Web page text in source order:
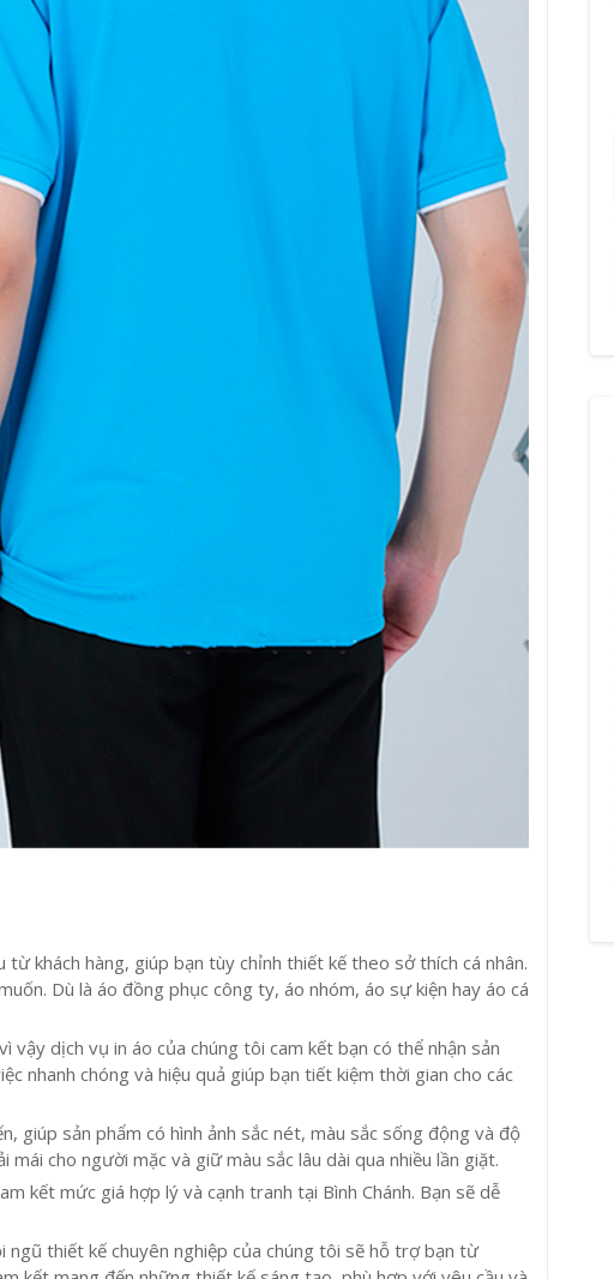
khách hàng, giúp bạn tùy chỉnh thiết kế theo sở thích cá nhân.
Dù là áo đồng phục công ty, áo nhóm, áo sự kiện hay áo cá
vậy dịch vụ in áo của chúng tôi cam kết bạn có thể nhận sản
nhanh chóng và hiệu quả giúp bạn tiết kiệm thời gian cho các
giúp sản phẩm có hình ảnh sắc nét, màu sắc sống động và độ
cho người mặc và giữ màu sắc lâu dài qua nhiều lần giặt.
kết mức giá hợp lý và cạnh tranh tại Bình Chánh. Bạn sẽ dễ
ngũ thiết kế chuyên nghiệp của chúng tôi sẽ hỗ trợ bạn từ